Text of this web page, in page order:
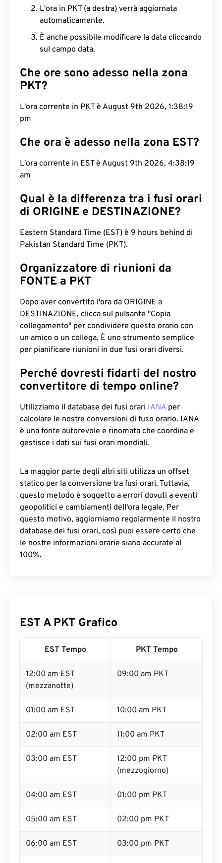
L'ora in PKT (a destra) verrà aggiornata
automaticamente.
È anche possibile modificare la data cliccando
sul campo data.
Che ore sono adesso nella zona
PKT?
L'ora corrente in PKT è August 9th 2026, 1:38:20
pm
Che ora è adesso nella zona EST?
L'ora corrente in EST è August 9th 2026, 4:38:20
am
Qual è la differenza tra i fusi orari
di ORIGINE e DESTINAZIONE?
Eastern Standard Time (EST) è 9 hours behind di
Pakistan Standard Time (PKT).
Organizzatore di riunioni da
FONTE a PKT
Dopo aver convertito l'ora da ORIGINE a
DESTINAZIONE, clicca sul pulsante "Copia
collegamento" per condividere questo orario con
un amico o un collega. È uno strumento semplice
per pianificare riunioni in due fusi orari diversi.
Perché dovresti fidarti del nostro
convertitore di tempo online?
Utilizziamo il database dei fusi orari IANA per
calcolare le nostre conversioni di fuso orario. IANA
è una fonte autorevole e rinomata che coordina e
gestisce i dati sui fusi orari mondiali.
La maggior parte degli altri siti utilizza un offset
statico per la conversione tra fusi orari. Tuttavia,
questo metodo è soggetto a errori dovuti a eventi
geopolitici e cambiamenti dell'ora legale. Per
questo motivo, aggiorniamo regolarmente il nostro
database dei fusi orari, così puoi essere certo che
le nostre informazioni orarie siano accurate al
100%.
EST A PKT Grafico
EST Tempo PKT Tempo
12:00 am EST
(mezzanotte)
09:00 am PKT
01:00 am EST 10:00 am PKT
02:00 am EST 11:00 am PKT
03:00 am EST
12:00 pm PKT
(mezzogiorno)
04:00 am EST 01:00 pm PKT
05:00 am EST 02:00 pm PKT
06:00 am EST 03:00 pm PKT